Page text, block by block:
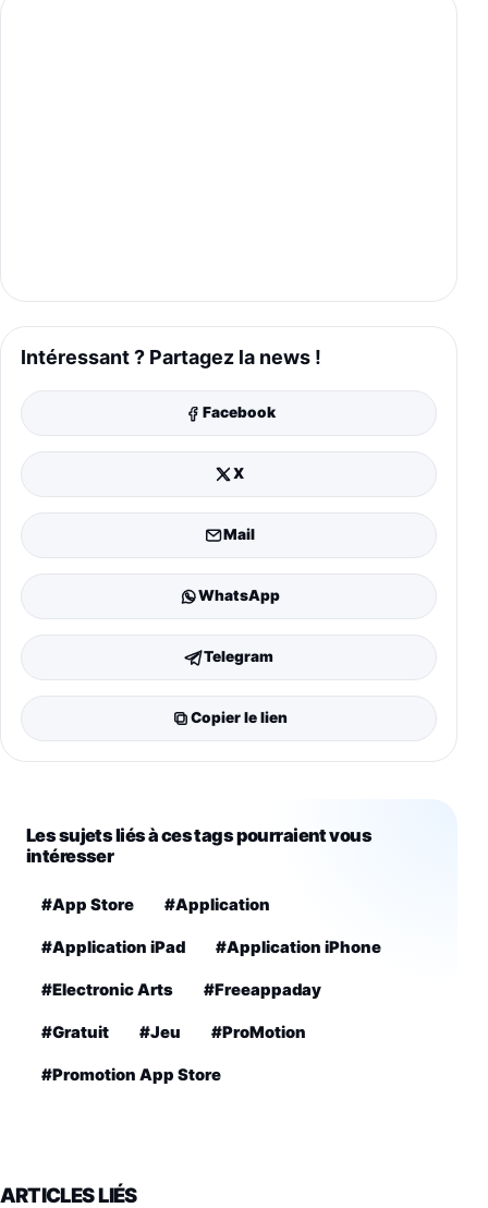
Intéressant ? Partagez la news !
Facebook
X
Mail
WhatsApp
Telegram
Copier le lien
Les sujets liés à ces tags pourraient vous
intéresser
#App Store #Application
#Application iPad #Application iPhone
#Electronic Arts #Freeappaday
#Gratuit #Jeu #ProMotion
#Promotion App Store
ARTICLES LIÉS